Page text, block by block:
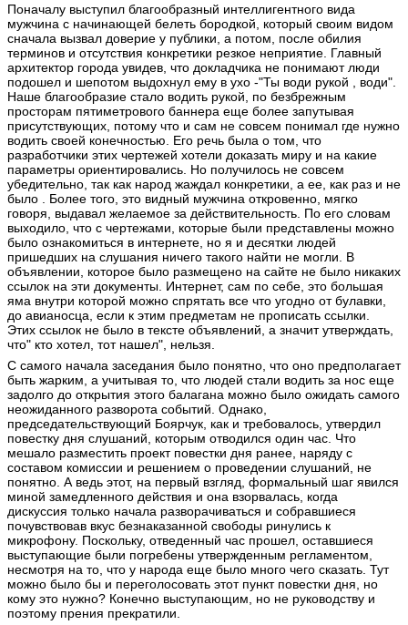
Поначалу выступил благообразный интеллигентного вида
мужчина с начинающей белеть бородкой, который своим видом
сначала вызвал доверие у публики, а потом, после обилия
терминов и отсутствия конкретики резкое неприятие. Главный
архитектор города увидев, что докладчика не понимают люди
подошел и шепотом выдохнул ему в ухо -"Ты води рукой , води".
Наше благообразие стало водить рукой, по безбрежным
просторам пятиметрового баннера еще более запутывая
присутствующих, потому что и сам не совсем понимал где нужно
водить своей конечностью. Его речь была о том, что
разработчики этих чертежей хотели доказать миру и на какие
параметры ориентировались. Но получилось не совсем
убедительно, так как народ жаждал конкретики, а ее, как раз и не
было . Более того, это видный мужчина откровенно, мягко
говоря, выдавал желаемое за действительность. По его словам
выходило, что с чертежами, которые были представлены можно
было ознакомиться в интернете, но я и десятки людей
пришедших на слушания ничего такого найти не могли. В
объявлении, которое было размещено на сайте не было никаких
ссылок на эти документы. Интернет, сам по себе, это большая
яма внутри которой можно спрятать все что угодно от булавки,
до авианосца, если к этим предметам не прописать ссылки.
Этих ссылок не было в тексте объявлений, а значит утверждать,
что" кто хотел, тот нашел", нельзя.
С самого начала заседания было понятно, что оно предполагает
быть жарким, а учитывая то, что людей стали водить за нос еще
задолго до открытия этого балагана можно было ожидать самого
неожиданного разворота событий. Однако,
председательствующий Боярчук, как и требовалось, утвердил
повестку дня слушаний, которым отводился один час. Что
мешало разместить проект повестки дня ранее, наряду с
составом комиссии и решением о проведении слушаний, не
понятно. А ведь этот, на первый взгляд, формальный шаг явился
миной замедленного действия и она взорвалась, когда
дискуссия только начала разворачиваться и собравшиеся
почувствовав вкус безнаказанной свободы ринулись к
микрофону. Поскольку, отведенный час прошел, оставшиеся
выступающие были погребены утвержденным регламентом,
несмотря на то, что у народа еще было много чего сказать. Тут
можно было бы и переголосовать этот пункт повестки дня, но
кому это нужно? Конечно выступающим, но не руководству и
поэтому прения прекратили.